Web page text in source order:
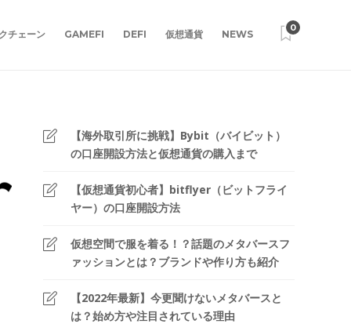
チェーン GAMEFI DEFI 仮想通貨 NEWS
0
【海外取引所に挑戦】Bybit（バイビット）
の口座開設方法と仮想通貨の購入まで
【仮想通貨初心者】bitflyer（ビットフライ
ヤー）の口座開設方法
仮想空間で服を着る！？話題のメタバースフ
ァッションとは？ブランドや作り方も紹介
【2022年最新】今更聞けないメタバースと
は？始め方や注目されている理由